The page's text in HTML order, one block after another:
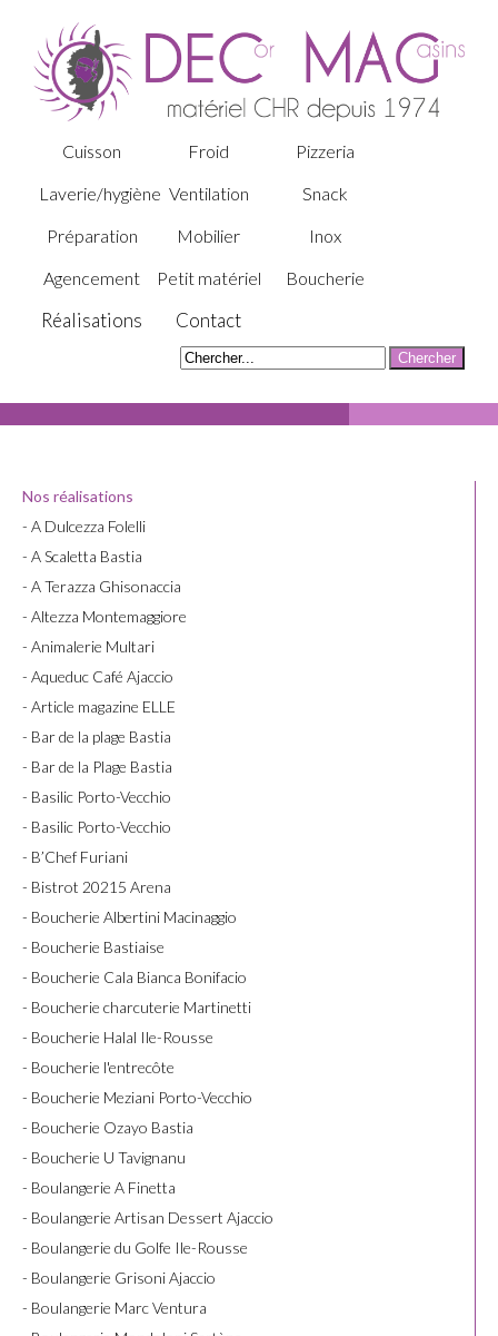
Cuisson Froid
Pizzeria
Laverie/hygiène Ventilation
Snack
Préparation
Mobilier
Inox
Agencement
Petit matériel Boucherie
Réalisations Contact
Nos réalisations
- A Dulcezza Folelli
- A Scaletta Bastia
- A Terazza Ghisonaccia
- Altezza Montemaggiore
- Animalerie Multari
- Aqueduc Café Ajaccio
- Article magazine ELLE
- Bar de la plage Bastia
- Bar de la Plage Bastia
- Basilic Porto-Vecchio
- Basilic Porto-Vecchio
- B’Chef Furiani
- Bistrot 20215 Arena
- Boucherie Albertini Macinaggio
- Boucherie Bastiaise
- Boucherie Cala Bianca Bonifacio
- Boucherie charcuterie Martinetti
- Boucherie Halal Ile-Rousse
- Boucherie l'entrecôte
- Boucherie Meziani Porto-Vecchio
- Boucherie Ozayo Bastia
- Boucherie U Tavignanu
- Boulangerie A Finetta
- Boulangerie Artisan Dessert Ajaccio
- Boulangerie du Golfe Ile-Rousse
- Boulangerie Grisoni Ajaccio
- Boulangerie Marc Ventura